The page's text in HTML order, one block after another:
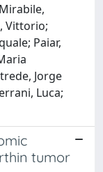
Vittorio;
Paiar,
Jorge
Luca;
tumor